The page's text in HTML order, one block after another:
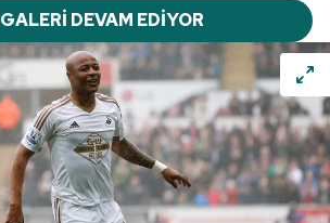
GALERİ DEVAM EDİYOR